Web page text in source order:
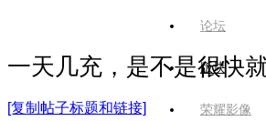
论坛
版块
荣耀影像
一天几充，是不是很快
[复制帖子标题和链接]